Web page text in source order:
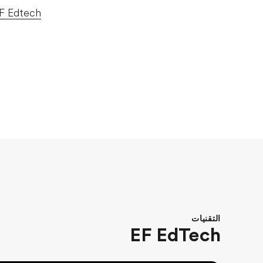
Edtech
التقنيات
EF EdTech